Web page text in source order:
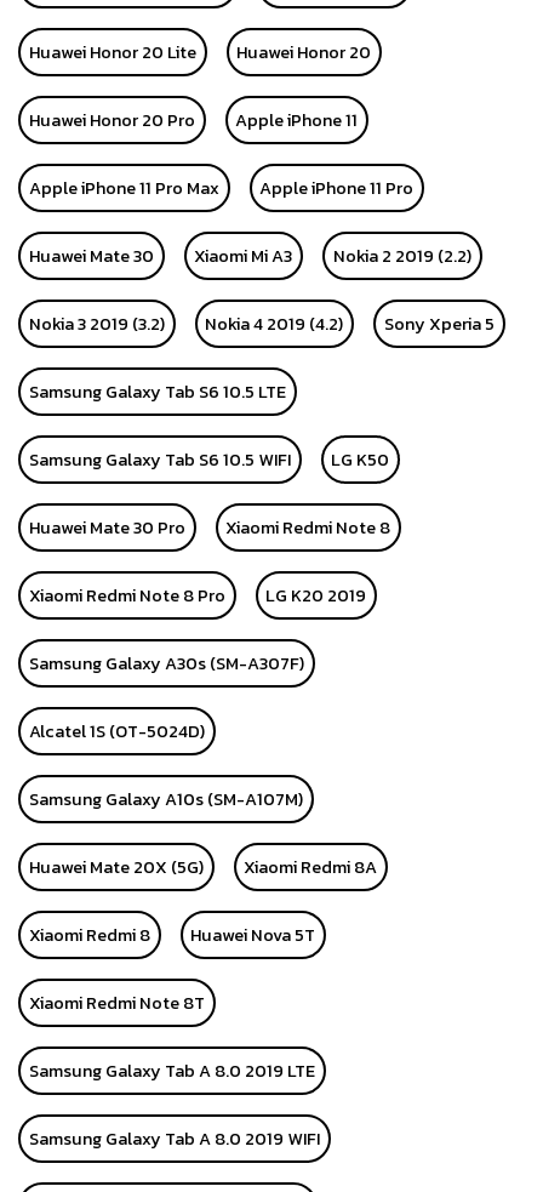
Huawei Honor 20 Lite Huawei Honor 20
Huawei Honor 20 Pro Apple iPhone 11
Apple iPhone 11 Pro Max Apple iPhone 11 Pro
Huawei Mate 30 Xiaomi Mi A3 Nokia 2 2019 (2.2)
Nokia 3 2019 (3.2) Nokia 4 2019 (4.2) Sony Xperia 5
Samsung Galaxy Tab S6 10.5 LTE
Samsung Galaxy Tab S6 10.5 WIFI LG K50
Huawei Mate 30 Pro Xiaomi Redmi Note 8
Xiaomi Redmi Note 8 Pro LG K20 2019
Samsung Galaxy A30s (SM-A307F)
Alcatel 1S (OT-5024D)
Samsung Galaxy A10s (SM-A107M)
Huawei Mate 20X (5G) Xiaomi Redmi 8A
Xiaomi Redmi 8 Huawei Nova 5T
Xiaomi Redmi Note 8T
Samsung Galaxy Tab A 8.0 2019 LTE
Samsung Galaxy Tab A 8.0 2019 WIFI